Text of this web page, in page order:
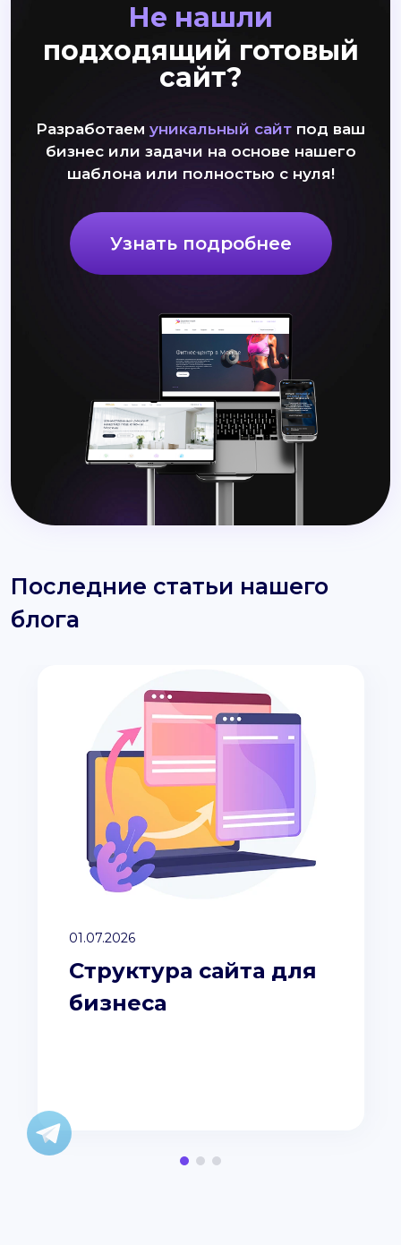
Не нашли
подходящий готовый
сайт?
Разработаем уникальный сайт под ваш
бизнес или задачи на основе нашего
шаблона или полностью с нуля!
Узнать подробнее
Последние статьи нашего
блога
01.07.2026
Структура сайта для
бизнеса